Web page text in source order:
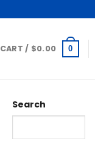
CART / $0.00 0
Search